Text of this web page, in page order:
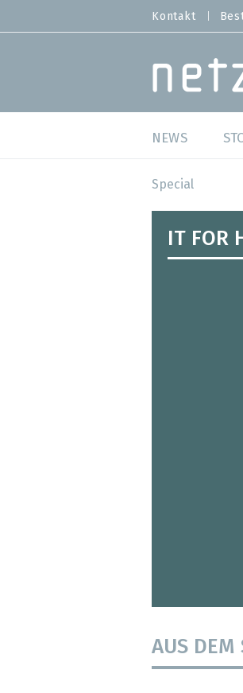
zum
MENU
Kontakt
MAIN
NEWS
Live
Studien
Special
IT FOR
AUS DEM